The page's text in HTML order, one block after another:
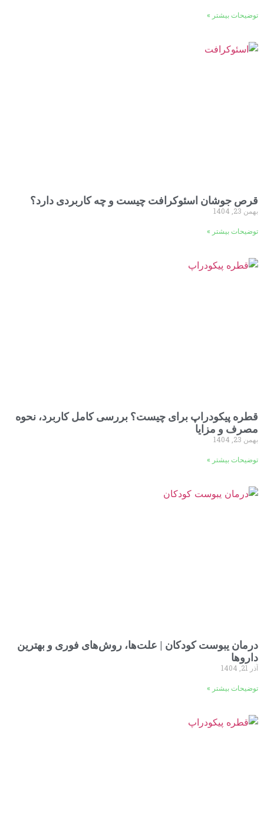
توضیحات بیشتر »
قرص جوشان اسئوکرافت چیست و چه کاربردی دارد؟
بهمن 23, 1404
توضیحات بیشتر »
قطره پیکودراپ برای چیست؟ بررسی کامل کاربرد، نحوه
مصرف و مزایا
بهمن 23, 1404
توضیحات بیشتر »
درمان یبوست کودکان | علت‌ها، روش‌های فوری و بهترین
داروها
آذر 21, 1404
توضیحات بیشتر »